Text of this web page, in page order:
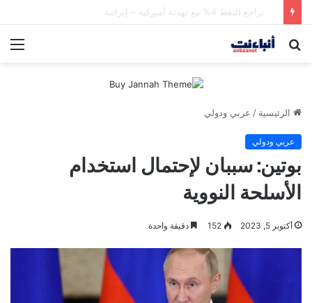
بحث
الرئيسية / عربي ودولي
عربي ودولي
بوتين: سببان لإحتمال استخدام
الأسلحة النووية
أكتوبر 5, 2023 152 دقيقة واحدة